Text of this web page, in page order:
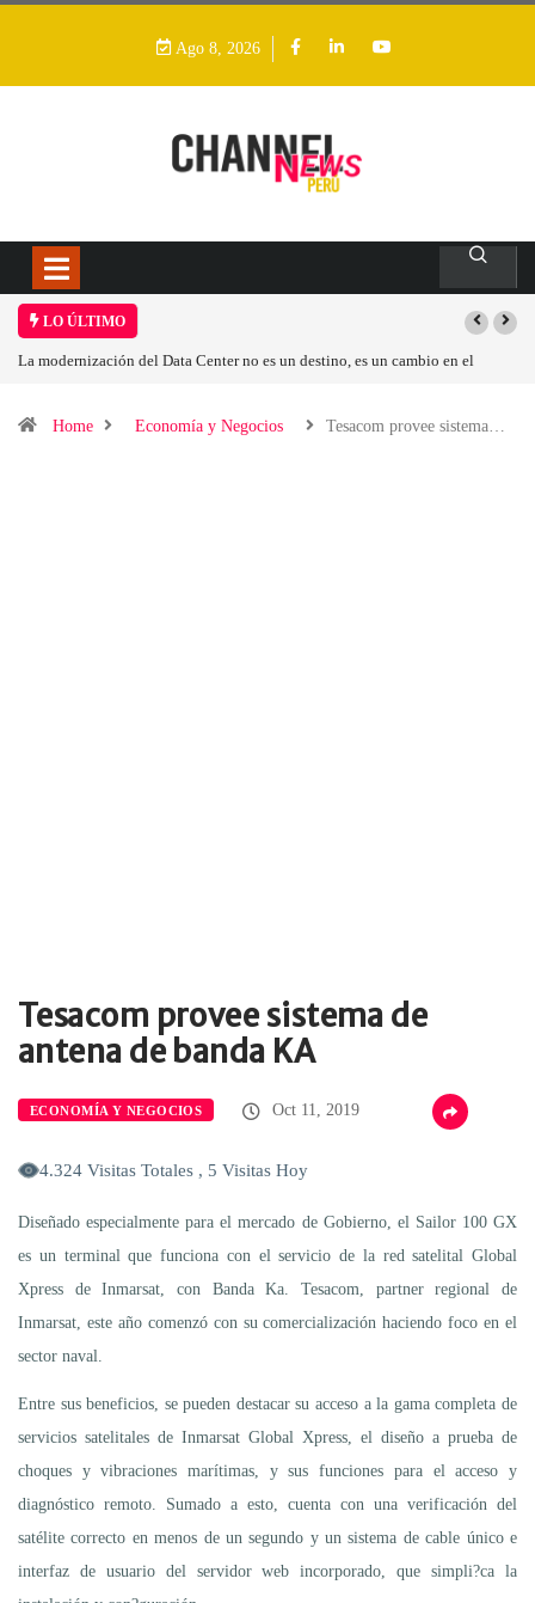
Ago 8, 2026
LO ÚLTIMO
Los ingresos por semiconductores aumentarán más de un 94 % en 2026
Home Economía y Negocios Tesacom provee sistema…
Tesacom provee sistema de
antena de banda KA
ECONOMÍA Y NEGOCIOS Oct 11, 2019
4.324 Visitas Totales , 5 Visitas Hoy
Diseñado especialmente para el mercado de Gobierno, el Sailor 100 GX
es un terminal que funciona con el servicio de la red satelital Global
Xpress de Inmarsat, con Banda Ka. Tesacom, partner regional de
Inmarsat, este año comenzó con su comercialización haciendo foco en el
sector naval.
Entre sus beneficios, se pueden destacar su acceso a la gama completa de
servicios satelitales de Inmarsat Global Xpress, el diseño a prueba de
choques y vibraciones marítimas, y sus funciones para el acceso y
diagnóstico remoto. Sumado a esto, cuenta con una verificación del
satélite correcto en menos de un segundo y un sistema de cable único e
interfaz de usuario del servidor web incorporado, que simpli?ca la